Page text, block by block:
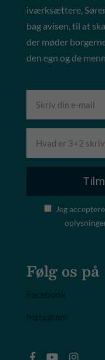
iværksættere,
bag avisen, til at
der møder
den egn og de
Jeg
Følg os på